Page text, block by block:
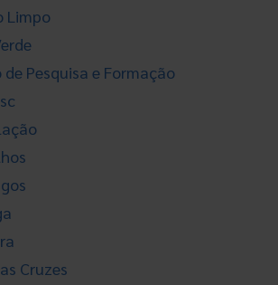
Limpo
Pesquisa e Formação
Cruzes